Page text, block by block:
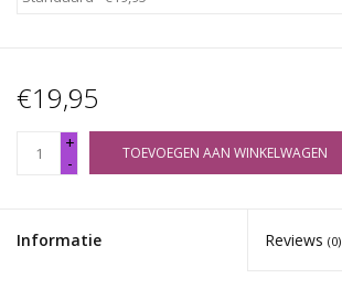
€19,95
+
-
TOEVOEGEN AAN WINKELWAGEN
Informatie Reviews (0)